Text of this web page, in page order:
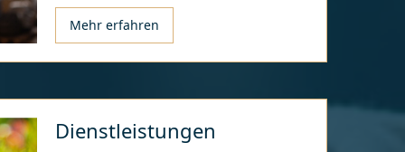
Mehr erfahren
Dienstleistungen